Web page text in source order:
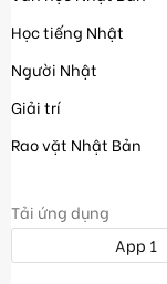
Học tiếng Nhật
Người Nhật
Giải trí
Rao vặt Nhật Bản
Tải ứng dụng
App 1